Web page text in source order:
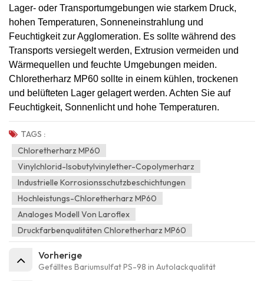
Lager- oder Transportumgebungen wie starkem Druck,
hohen Temperaturen, Sonneneinstrahlung und
Feuchtigkeit zur Agglomeration. Es sollte während des
Transports versiegelt werden, Extrusion vermeiden und
Wärmequellen und feuchte Umgebungen meiden.
Chloretherharz MP60 sollte in einem kühlen, trockenen
und belüfteten Lager gelagert werden. Achten Sie auf
Feuchtigkeit, Sonnenlicht und hohe Temperaturen.
TAGS :
Chloretherharz MP60
Vinylchlorid-Isobutylvinylether-Copolymerharz
Industrielle Korrosionsschutzbeschichtungen
Hochleistungs-Chloretherharz MP60
Analoges Modell Von Laroflex
Druckfarbenqualitäten Chloretherharz MP60
Vorherige
Gefälltes Bariumsulfat PS-98 in Autolackqualität